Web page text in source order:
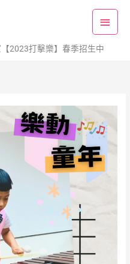
主
要
選
2023打擊樂】春季招生中